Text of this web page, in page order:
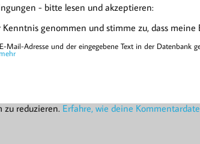
- bitte lesen und akzeptieren:
genommen und stimme zu, dass
Mail-Adresse und der eingegebene Text in der Datenbank
mehr
zu reduzieren. Erfahre, wie deine